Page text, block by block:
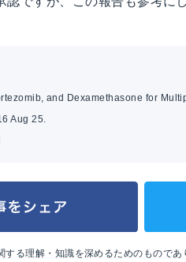
and Dexamethasone for
Aug 25.
る理解・知識を深めるためのもので